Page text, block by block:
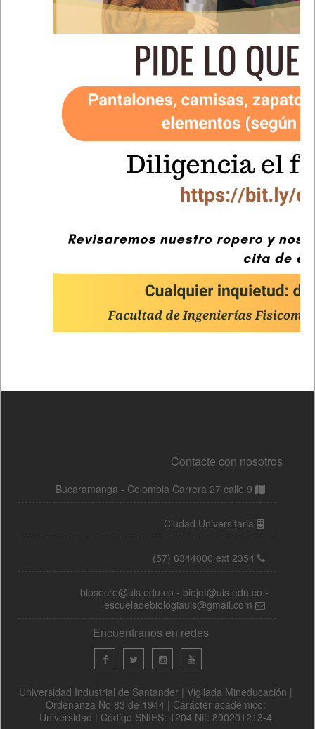
Contacte con nosotros
Bucaramanga - Colombia Carrera 27 calle 9
Ciudad Universitaria
(57) 6344000 ext 2354
biosecre@uis.edu.co - biojef@uis.edu.co -
escueladebiologiauis@gmail.com
Encuentranos en redes
Universidad Industrial de Santander | Vigilada Mineducación |
Ordenanza No 83 de 1944 | Carácter académico:
Universidad | Código SNIES: 1204 Nit: 890201213-4